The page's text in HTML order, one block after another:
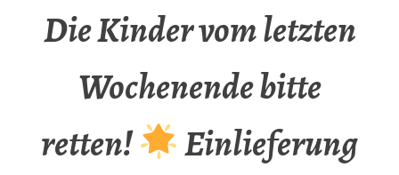
Die Kinder vom letzten
Wochenende bitte
retten!
Einlieferung